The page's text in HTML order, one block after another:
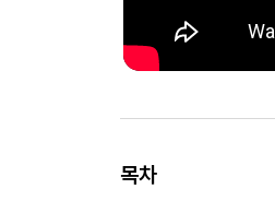
목차